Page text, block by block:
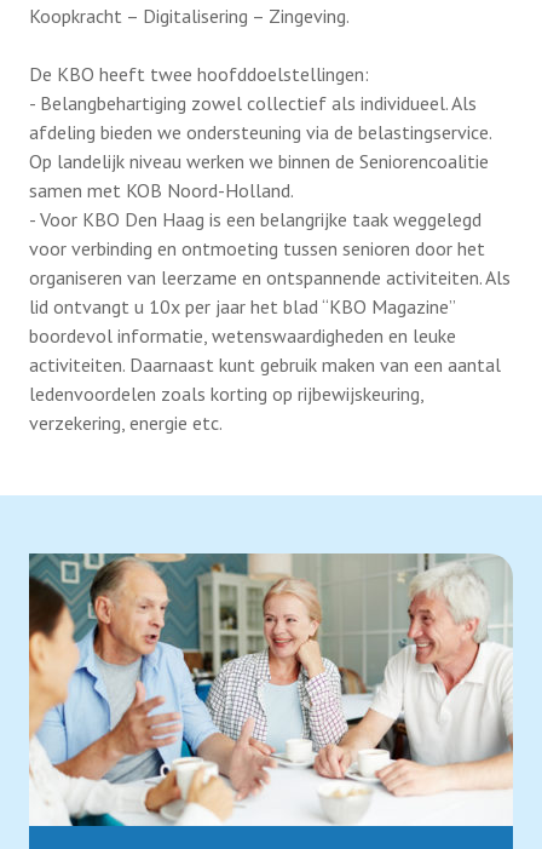
Koopkracht – Digitalisering – Zingeving.
De KBO heeft twee hoofddoelstellingen:
- Belangbehartiging zowel collectief als individueel. Als
afdeling bieden we ondersteuning via de belastingservice.
Op landelijk niveau werken we binnen de Seniorencoalitie
samen met KOB Noord-Holland.
- Voor KBO Den Haag is een belangrijke taak weggelegd
voor verbinding en ontmoeting tussen senioren door het
organiseren van leerzame en ontspannende activiteiten. Als
lid ontvangt u 10x per jaar het blad “KBO Magazine”
boordevol informatie, wetenswaardigheden en leuke
activiteiten. Daarnaast kunt gebruik maken van een aantal
ledenvoordelen zoals korting op rijbewijskeuring,
verzekering, energie etc.